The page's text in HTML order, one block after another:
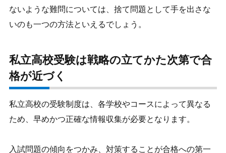
ないような難問については、捨て問題として手を出さな
いのも一つの方法といえるでしょう。
私立高校受験は戦略の立てかた次第で合
格が近づく
私立高校の受験制度は、各学校やコースによって異なる
ため、早めかつ正確な情報収集が必要となります。
入試問題の傾向をつかみ、対策することが合格への第一